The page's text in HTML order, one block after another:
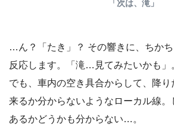
「次は、滝」
…ん？「たき」？ その響きに、ちか
反応します。「滝…見てみたいかも」
でも、車内の空き具合からして、降
来るか分からないようなローカル線
あるかどうかも分からない…。